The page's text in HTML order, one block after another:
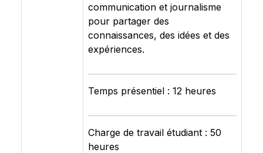
communication et journalisme
pour partager des
connaissances, des idées et des
expériences.
Temps présentiel : 12 heures
Charge de travail étudiant : 50
heures